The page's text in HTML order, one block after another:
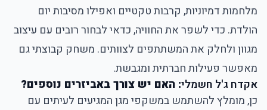
מלחמות דמיוניות, קרבות טקטיים ואפילו מסיבות יום
הולדת. כדי לשפר את החוויה, כדאי לבחור רובים עם עיצוב
מגוון ולחלק את המשתתפים לצוותים. משחק קבוצתי גם
מאפשר פעילות חברתית ומגבשת.
אקדח ג'ל חשמלי: האם יש צורך באביזרים נוספים?
כן, מומלץ להשתמש במשקפי מגן המגיעים לעיתים עם